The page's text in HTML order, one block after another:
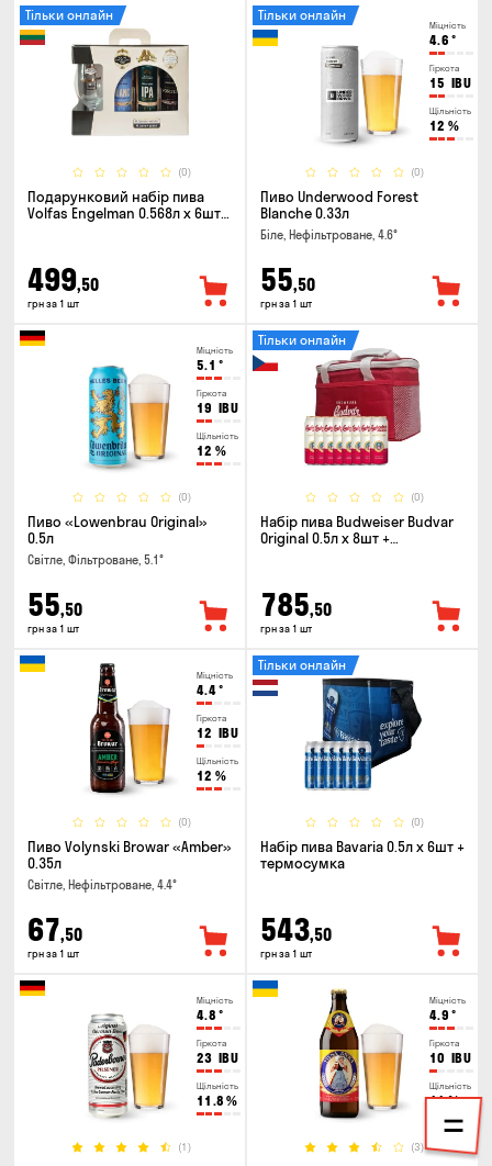
(0)
Тільки онлайн
Подарунковий набір пива
Volfas Engelman 0.568л x 6шт +
499,50
грн за 1 шт
Міцність
4.6 °
Гіркота
15 IBU
Щільність
12 %
(0)
Тільки онлайн
Пиво Underwood Forest
Blanche 0.33л
Біле, Нефільтроване, 4.6°
55,50
грн за 1 шт
Міцність
5.1 °
Гіркота
19 IBU
Щільність
12 %
(0)
Пиво «Lowenbrau Original»
0.5л
Світле, Фільтроване, 5.1°
55,50
грн за 1 шт
(0)
Тільки онлайн
Набір пива Budweiser Budvar
Original 0.5л х 8шт +
785,50
грн за 1 шт
Міцність
4.4°
Гіркота
12 IBU
Щільність
12 %
(0)
Пиво Volynski Browar «Amber»
0.35л
Світле, Нефільтроване, 4.4°
67,50
грн за 1 шт
(0)
Тільки онлайн
Набір пива Bavaria 0.5л х 6шт +
термосумка
543,50
грн за 1 шт
Міцність
4.8 °
Гіркота
23 IBU
Щільність
11.8 %
(1)
Міцність
4.9 °
Гіркота
10 IBU
Щільність
11%
(3)